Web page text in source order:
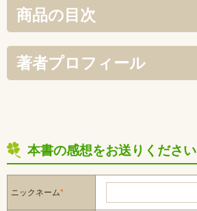
商品の目次
著者プロフィール
本書の感想をお送りください
ニックネーム*